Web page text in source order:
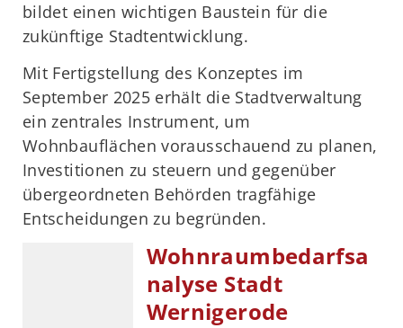
bildet einen wichtigen Baustein für die
zukünftige Stadtentwicklung.
Mit Fertigstellung des Konzeptes im
September 2025 erhält die Stadtverwaltung
ein zentrales Instrument, um
Wohnbauflächen vorausschauend zu planen,
Investitionen zu steuern und gegenüber
übergeordneten Behörden tragfähige
Entscheidungen zu begründen.
Wohnraumbedarfsa
nalyse Stadt
Wernigerode